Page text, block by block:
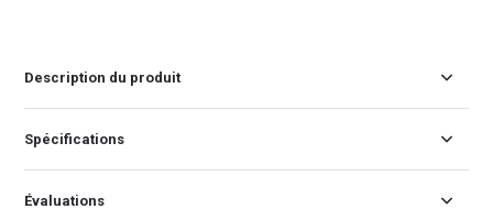
Description du produit
Spécifications
Évaluations